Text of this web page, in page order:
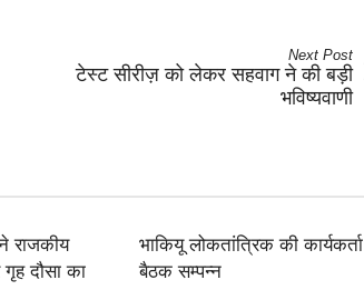
Next Post
टेस्ट सीरीज़ को लेकर सहवाग ने की बड़ी
भविष्यवाणी
राजकीय
दौसा का
भाकियू लोकतांत्रिक की कार्यकर्ता
बैठक सम्पन्न